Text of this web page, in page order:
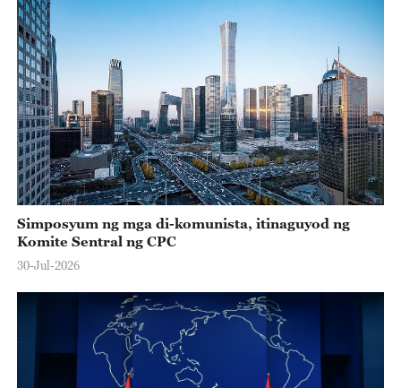
Simposyum ng mga di-komunista, itinaguyod ng
Komite Sentral ng CPC
30-Jul-2026